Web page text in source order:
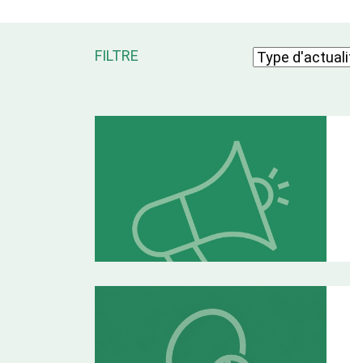
FILTRE